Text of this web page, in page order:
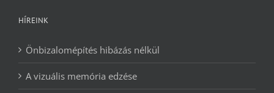
HÍREINK
Önbizalomépítés hibázás nélkül
A vizuális memória edzése